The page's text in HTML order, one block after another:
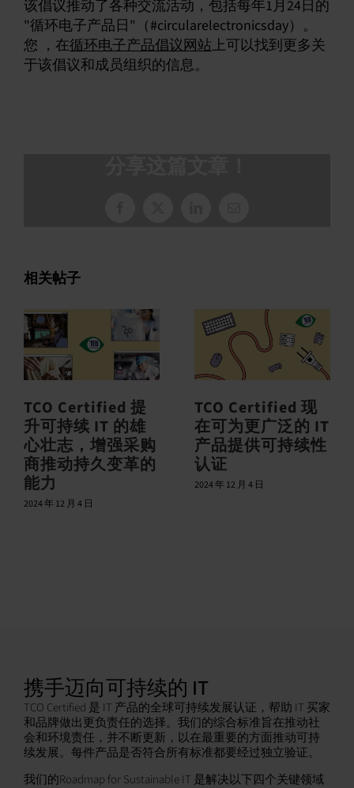
该倡议推动了各种交流活动，包括每年1月24日的
"循环电子产品日"（#circularelectronicsday）。
您 ，在循环电子产品倡议网站上可以找到更多关
于该倡议和成员组织的信息。
相关帖子
TCO Certified 提
升可持续 IT 的雄
心壮志，增强采购
商推动持久变革的
能力
2024 年 12 月 4 日
TCO Certified 现
在可为更广泛的 IT
产品提供可持续性
认证
2024 年 12 月 4 日
携手迈向可持续的 IT
TCO Certified 是 IT 产品的全球可持续发展认证，帮助 IT 买家
和品牌做出更负责任的选择。我们的综合标准旨在推动社
会和环境责任，并不断更新，以在最重要的方面推动可持
续发展。每件产品是否符合所有标准都要经过独立验证。
我们的Roadmap for Sustainable IT 是解决以下四个关键领域